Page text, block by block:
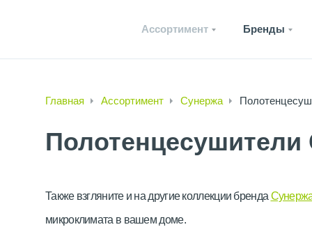
Ассортимент Бренды
Главная Ассортимент Сунержа
Полотенцесушители
Также взгляните и на другие коллекции бренда
микроклимата в вашем доме.